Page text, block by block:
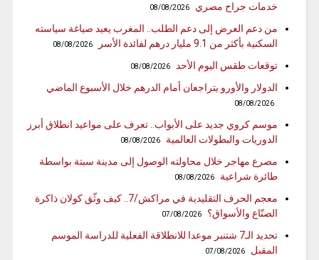
خدمات جراح مصري
08/08/2026
من دعم العرض إلى دعم الطلب.. المغرب يعيد صياغة سياسته
السكنية بأكثر من 9.1 مليار درهم لفائدة الأسر
08/08/2026
توقعات طقس اليوم الأحد 08/08/2026
الدولار والأورو يتراجعان أمام الدرهم خلال الأسبوع الماضي
08/08/2026
موسم كروي جديد على الأبواب.. تعرف على مواعيد انطلاق أبرز
الدوريات والبطولات العالمية
08/08/2026
مصرع مهاجر خلال محاولته الوصول إلى مدينة سبتة بواسطة
طائرة شراعية
08/08/2026
معجم الحرف التقليدية في مراكش/7.. كيف وثّق كولان ذاكرة
الصنّاع والأسواق؟
07/08/2026
تحديد الـ7 شتنبر موعدا للانطلاقة الفعلية للدراسة الموسم
المقبل
07/08/2026